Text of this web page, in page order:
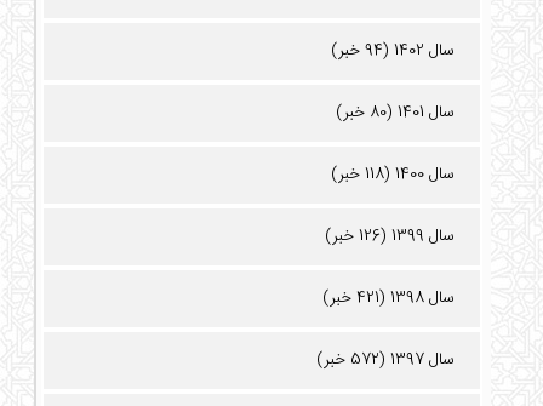
سال 1402 (94 خبر)
سال 1401 (80 خبر)
سال 1400 (118 خبر)
سال 1399 (126 خبر)
سال 1398 (421 خبر)
سال 1397 (572 خبر)